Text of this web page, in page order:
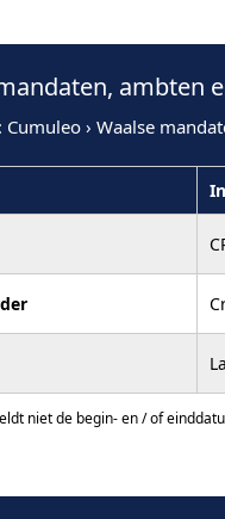
ambten
: Cumuleo › Waalse
niet de begin- en / of